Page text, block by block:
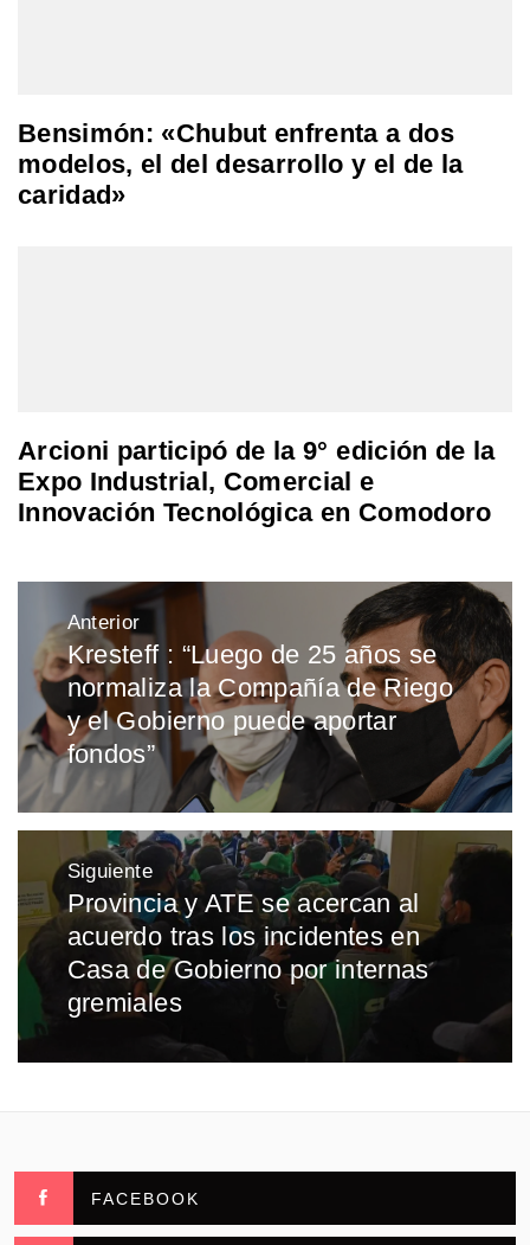
Bensimón: «Chubut enfrenta a dos
modelos, el del desarrollo y el de la
caridad»
Arcioni participó de la 9° edición de la
Expo Industrial, Comercial e
Innovación Tecnológica en Comodoro
Navegación
de
entradas
Anterior
Entrada
anterior:
Kresteff : “Luego de 25 años se
normaliza la Compañía de Riego
y el Gobierno puede aportar
fondos”
Siguiente
Entrada
siguiente:
Provincia y ATE se acercan al
acuerdo tras los incidentes en
Casa de Gobierno por internas
gremiales
FACEBOOK